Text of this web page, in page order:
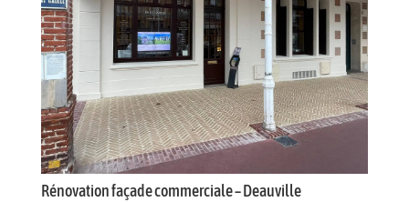
Rénovation façade commerciale – Deauville